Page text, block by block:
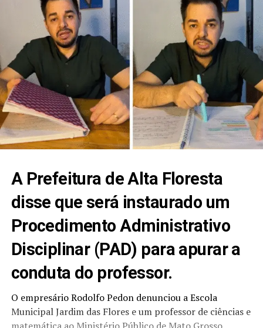
A Prefeitura de Alta Floresta
disse que será instaurado um
Procedimento Administrativo
Disciplinar (PAD) para apurar a
conduta do professor.
O empresário Rodolfo Pedon denunciou a Escola
Municipal Jardim das Flores e um professor de ciências e